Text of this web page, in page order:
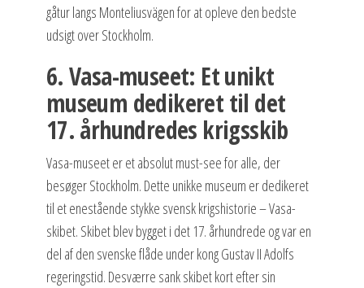
gåtur langs Monteliusvägen for at opleve den bedste
udsigt over Stockholm.
6. Vasa-museet: Et unikt
museum dedikeret til det
17. århundredes krigsskib
Vasa-museet er et absolut must-see for alle, der
besøger Stockholm. Dette unikke museum er dedikeret
til et enestående stykke svensk krigshistorie – Vasa-
skibet. Skibet blev bygget i det 17. århundrede og var en
del af den svenske flåde under kong Gustav II Adolfs
regeringstid. Desværre sank skibet kort efter sin